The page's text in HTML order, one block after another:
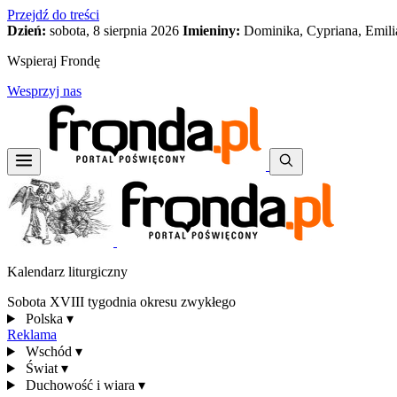
Przejdź do treści
Dzień: sobota, 8 sierpnia 2026 Imieniny: Dominika, Cypriana,
Wspieraj Frondę
Wesprzyj nas
Kalendarz liturgiczny
Sobota XVIII tygodnia okresu zwykłego
Polska ▾
Reklama
Wschód ▾
Świat ▾
Duchowość i wiara ▾